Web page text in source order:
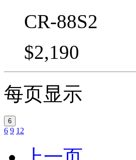
CR-88S2
$2,190
每页显示
6
6 9 12